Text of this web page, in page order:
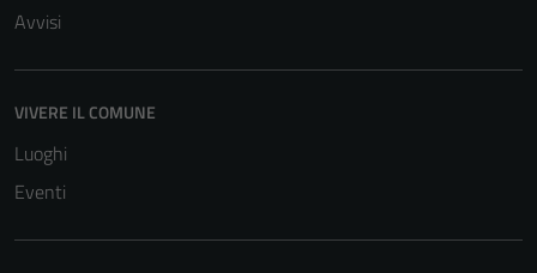
Avvisi
VIVERE IL COMUNE
Luoghi
Eventi